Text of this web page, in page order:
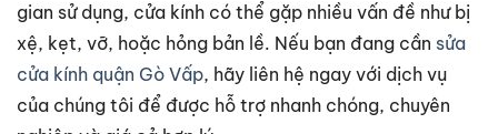
gian sử dụng, cửa kính có thể gặp nhiều vấn đề như bị
xệ, kẹt, vỡ, hoặc hỏng bản lề. Nếu bạn đang cần sửa
cửa kính quận Gò Vấp, hãy liên hệ ngay với dịch vụ
của chúng tôi để được hỗ trợ nhanh chóng, chuyên